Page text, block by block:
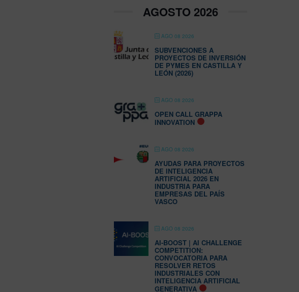
AGOSTO 2026
AGO 08 2026
SUBVENCIONES A
PROYECTOS DE INVERSIÓN
DE PYMES EN CASTILLA Y
LEÓN (2026)
AGO 08 2026
OPEN CALL GRAPPA
INNOVATION
AGO 08 2026
AYUDAS PARA PROYECTOS
DE INTELIGENCIA
ARTIFICIAL 2026 EN
INDUSTRIA PARA
EMPRESAS DEL PAÍS
VASCO
AGO 08 2026
AI-BOOST | AI CHALLENGE
COMPETITION:
CONVOCATORIA PARA
RESOLVER RETOS
INDUSTRIALES CON
INTELIGENCIA ARTIFICIAL
GENERATIVA